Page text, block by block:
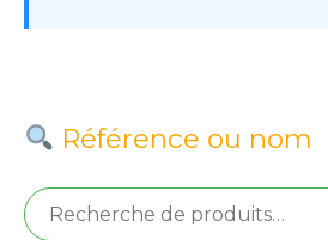
Référence ou nom
Recherche pour :